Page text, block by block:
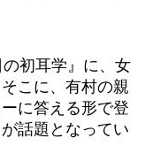
初耳学』に、女
こに、有村の親
に答える形で登
話題となってい